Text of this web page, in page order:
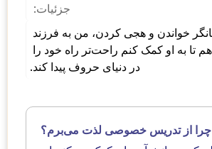
جزئیات:
در دنیای حروف پیدا کند.
چرا از تدریس خصوصی لذت می‌برم؟